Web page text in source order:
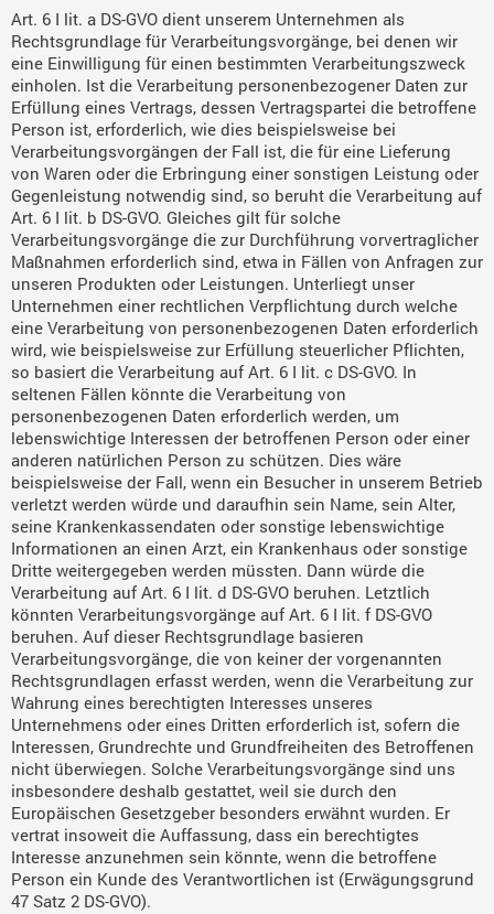
Art. 6 I lit. a DS-GVO dient unserem Unternehmen als
Rechtsgrundlage für Verarbeitungsvorgänge, bei denen wir
eine Einwilligung für einen bestimmten Verarbeitungszweck
einholen. Ist die Verarbeitung personenbezogener Daten zur
Erfüllung eines Vertrags, dessen Vertragspartei die betroffene
Person ist, erforderlich, wie dies beispielsweise bei
Verarbeitungsvorgängen der Fall ist, die für eine Lieferung
von Waren oder die Erbringung einer sonstigen Leistung oder
Gegenleistung notwendig sind, so beruht die Verarbeitung auf
Art. 6 I lit. b DS-GVO. Gleiches gilt für solche
Verarbeitungsvorgänge die zur Durchführung vorvertraglicher
Maßnahmen erforderlich sind, etwa in Fällen von Anfragen zur
unseren Produkten oder Leistungen. Unterliegt unser
Unternehmen einer rechtlichen Verpflichtung durch welche
eine Verarbeitung von personenbezogenen Daten erforderlich
wird, wie beispielsweise zur Erfüllung steuerlicher Pflichten,
so basiert die Verarbeitung auf Art. 6 I lit. c DS-GVO. In
seltenen Fällen könnte die Verarbeitung von
personenbezogenen Daten erforderlich werden, um
lebenswichtige Interessen der betroffenen Person oder einer
anderen natürlichen Person zu schützen. Dies wäre
beispielsweise der Fall, wenn ein Besucher in unserem Betrieb
verletzt werden würde und daraufhin sein Name, sein Alter,
seine Krankenkassendaten oder sonstige lebenswichtige
Informationen an einen Arzt, ein Krankenhaus oder sonstige
Dritte weitergegeben werden müssten. Dann würde die
Verarbeitung auf Art. 6 I lit. d DS-GVO beruhen. Letztlich
könnten Verarbeitungsvorgänge auf Art. 6 I lit. f DS-GVO
beruhen. Auf dieser Rechtsgrundlage basieren
Verarbeitungsvorgänge, die von keiner der vorgenannten
Rechtsgrundlagen erfasst werden, wenn die Verarbeitung zur
Wahrung eines berechtigten Interesses unseres
Unternehmens oder eines Dritten erforderlich ist, sofern die
Interessen, Grundrechte und Grundfreiheiten des Betroffenen
nicht überwiegen. Solche Verarbeitungsvorgänge sind uns
insbesondere deshalb gestattet, weil sie durch den
Europäischen Gesetzgeber besonders erwähnt wurden. Er
vertrat insoweit die Auffassung, dass ein berechtigtes
Interesse anzunehmen sein könnte, wenn die betroffene
Person ein Kunde des Verantwortlichen ist (Erwägungsgrund
47 Satz 2 DS-GVO).